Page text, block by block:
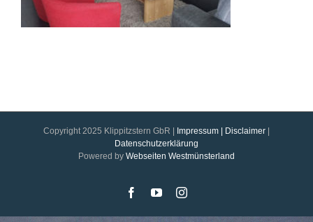
Copyright 2025 Klippitzstern GbR | Impressum | Disclaimer
Datenschutzerklärung
Powered by Webseiten Westmünsterland
FacebookYouTubeInstagram